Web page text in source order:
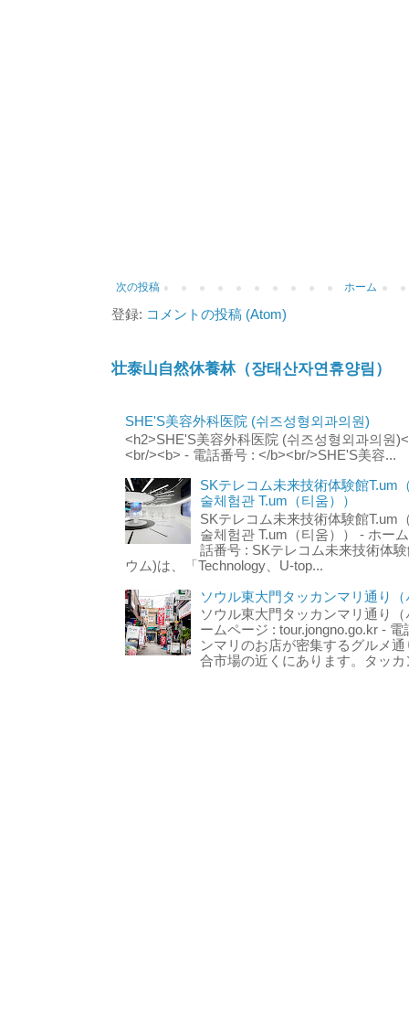
次の投稿 ホーム
登録: コメントの投稿 (Atom)
壮泰山自然休養林（장태산자연휴양림）
SHE'S美容外科医院 (쉬즈성형외과의원)
<h2>SHE'S美容外科医院 (쉬즈성형외과의원
<br/><b> - 電話番号 : </b><br/>SHE'S美容...
SKテレコム未来技術体験館T.um
술체험관 T.um（티움））
SKテレコム未来技術体験館T.um
술체험관 T.um（티움）） - ホー
話番号 : SKテレコム未来技術体
ウム)は、「Technology、U-top...
ソウル東大門タッカンマリ通り
ソウル東大門タッカンマリ通り
ームページ : tour.jongno.go.kr -
ンマリのお店が密集するグルメ
合市場の近くにあります。タッ